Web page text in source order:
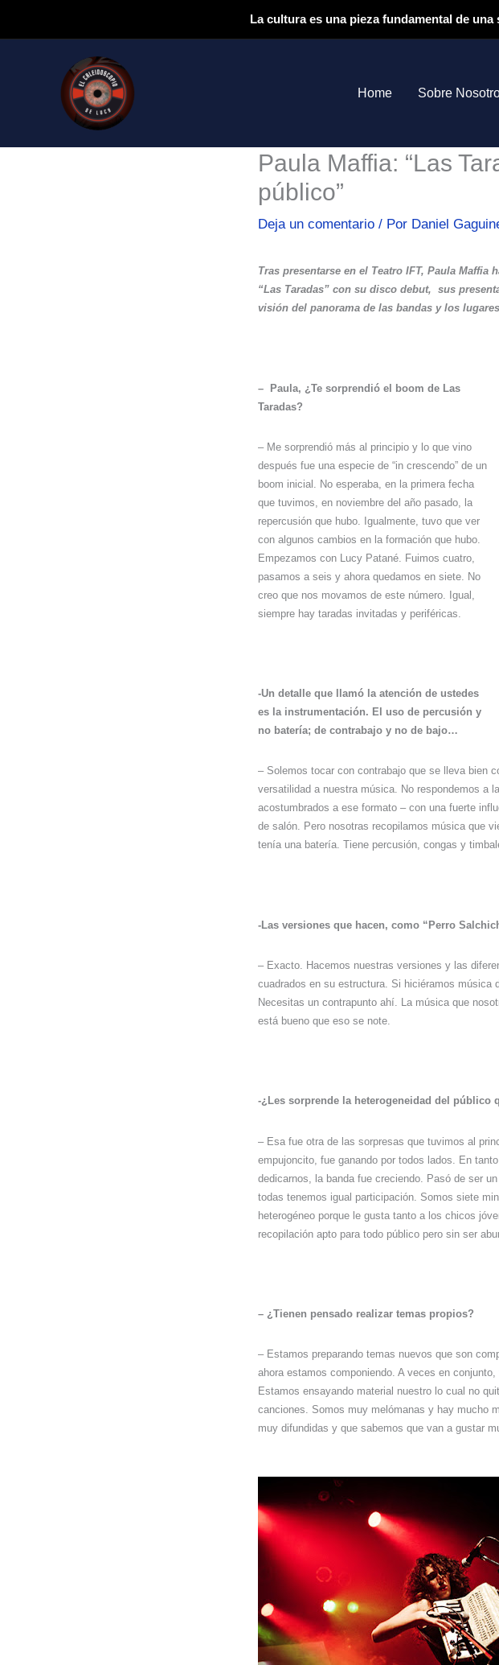
contenido
La cultura es una pieza fundamental de
Home Sobre
Paula Maffia: “Las
público”
Deja un comentario / Por Daniel
Tras presentarse en el Teatro IFT, Paula
“Las Taradas” con su disco debut, sus
visión del panorama de las bandas y los
– Paula, ¿Te sorprendió el boom de Las
Taradas?
– Me sorprendió más al principio y lo que vino
después fue una especie de “in crescendo” de un
boom inicial. No esperaba, en la primera fecha
que tuvimos, en noviembre del año pasado, la
repercusión que hubo. Igualmente, tuvo que ver
con algunos cambios en la formación que hubo.
Empezamos con Lucy Patané. Fuimos cuatro,
pasamos a seis y ahora quedamos en siete. No
creo que nos movamos de este número. Igual,
siempre hay taradas invitadas y periféricas.
-Un detalle que llamó la atención de ustedes
es la instrumentación. El uso de percusión y
no batería; de contrabajo y no de bajo…
– Solemos tocar con contrabajo que se lleva bien
versatilidad a nuestra música. No respondemos a
acostumbrados a ese formato – con una fuerte
de salón. Pero nosotras recopilamos música que
tenía una batería. Tiene percusión, congas y
-Las versiones que hacen, como “Perro
– Exacto. Hacemos nuestras versiones y las
cuadrados en su estructura. Si hiciéramos música
Necesitas un contrapunto ahí. La música que
está bueno que eso se note.
-¿Les sorprende la heterogeneidad del público
– Esa fue otra de las sorpresas que tuvimos al
empujoncito, fue ganando por todos lados. En
dedicarnos, la banda fue creciendo. Pasó de ser
todas tenemos igual participación. Somos siete
heterogéneo porque le gusta tanto a los chicos
recopilación apto para todo público pero sin ser
– ¿Tienen pensado realizar temas propios?
– Estamos preparando temas nuevos que son
ahora estamos componiendo. A veces en
Estamos ensayando material nuestro lo cual no
canciones. Somos muy melómanas y hay mucho
muy difundidas y que sabemos que van a gustar